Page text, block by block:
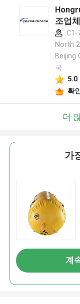
조업
C1-
North
Beijing
국
5.0
확
더
가
계